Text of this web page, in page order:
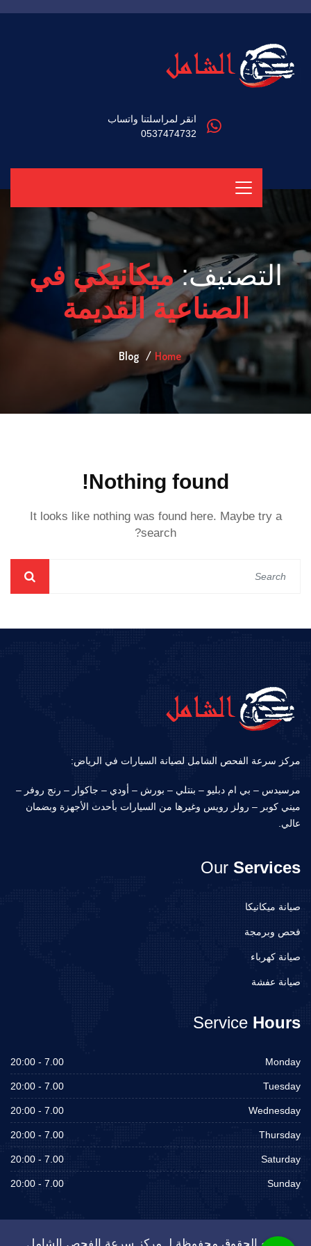
انقر لمراسلتنا واتساب
0537474732
التصنيف:ميكانيكي في
الصناعية القديمة
Home
Blog
Nothing found!
It looks like nothing was found here. Maybe try a
search?
مركز سرعة الفحص الشامل لصيانة السيارات في الرياض:
مرسيدس – بي ام دبليو – بنتلي – بورش – أودي – جاكوار – رنج روفر –
ميني كوبر – رولز رويس وغيرها من السيارات بأحدث الأجهزة وبضمان
عالي.
Our Services
صيانة ميكانيكا
فحص وبرمجة
صيانة كهرباء
صيانة عفشة
Service Hours
Monday
7.00 - 20:00
Tuesday
7.00 - 20:00
Wednesday
7.00 - 20:00
Thursday
7.00 - 20:00
Saturday
7.00 - 20:00
Sunday
7.00 - 20:00